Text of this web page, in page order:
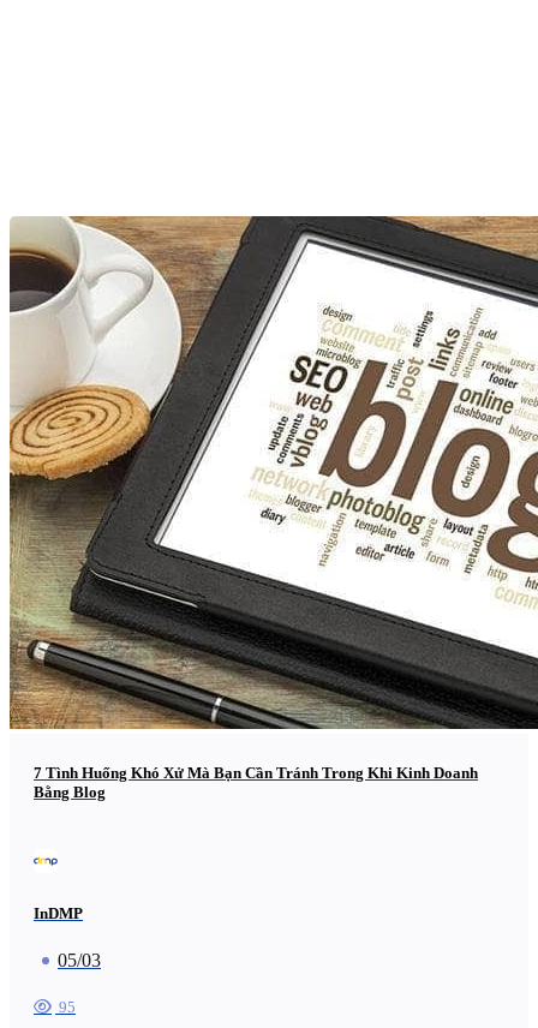
7 Tình Huống Khó Xử Mà Bạn Cần Tránh Trong Khi Kinh Doanh
Bằng Blog
InDMP
05/03
95